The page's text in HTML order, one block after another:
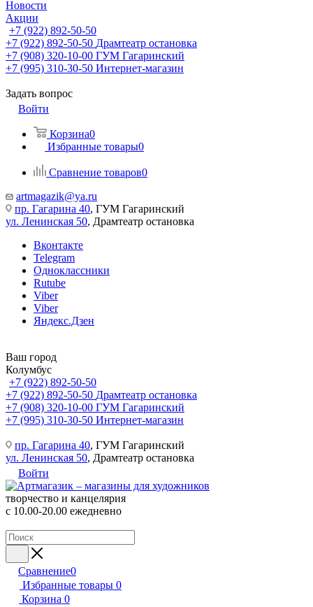
Новости
Акции
+7 (922) 892-50-50
+7 (922) 892-50-50 Драмтеатр остановка
+7 (908) 320-10-00 ГУМ Гагаринский
+7 (995) 310-30-50 Интернет-магазин
Задать вопрос
Войти
Корзина0
Избранные товары0
Сравнение товаров0
artmagazik@ya.ru
пр. Гагарина 40, ГУМ Гагаринский
ул. Ленинская 50, Драмтеатр остановка
Вконтакте
Telegram
Одноклассники
Rutube
Viber
Viber
Яндекс.Дзен
Ваш город
Колумбус
+7 (922) 892-50-50
+7 (922) 892-50-50 Драмтеатр остановка
+7 (908) 320-10-00 ГУМ Гагаринский
+7 (995) 310-30-50 Интернет-магазин
пр. Гагарина 40, ГУМ Гагаринский
ул. Ленинская 50, Драмтеатр остановка
Войти
творчество и канцелярия
с 10.00-20.00 ежедневно
Сравнение0
Избранные товары 0
Корзина 0